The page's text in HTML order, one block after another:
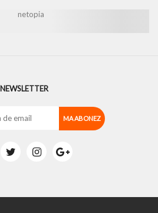
NEWSLETTER